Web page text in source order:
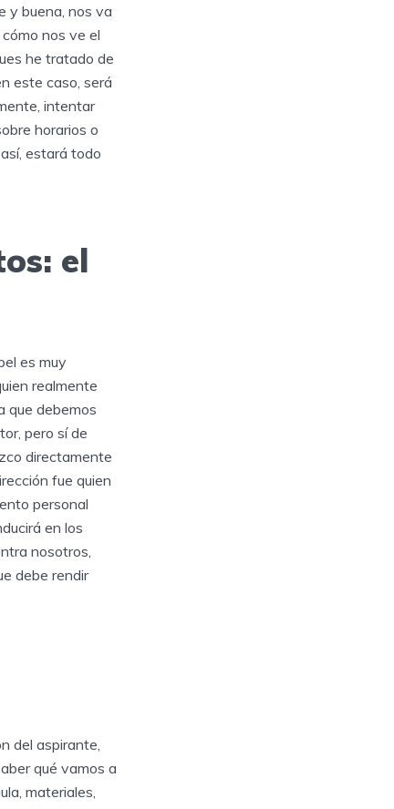
y buena, nos va
nos ve el
he tratado de
este caso, será
intentar
horarios o
estará todo
el
es muy
realmente
que debemos
pero sí de
directamente
fue quien
personal
en los
nosotros,
debe rendir
del aspirante,
qué vamos a
materiales,